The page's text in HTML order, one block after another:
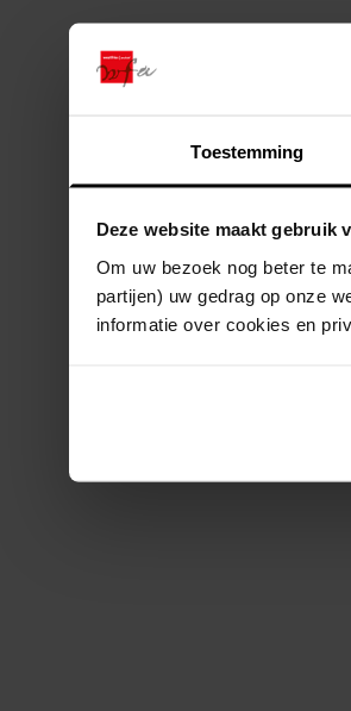
Toestemming
Deze website maakt gebruik
Om uw bezoek nog beter te
partijen) uw gedrag op onze
informatie over cookies en